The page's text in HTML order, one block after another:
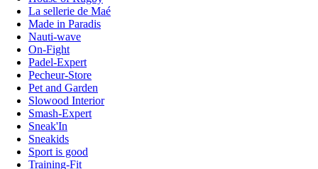
La sellerie de Maé
Made in Paradis
Nauti-wave
On-Fight
Padel-Expert
Pecheur-Store
Pet and Garden
Slowood Interior
Smash-Expert
Sneak'In
Sneakids
Sport is good
Training-Fit